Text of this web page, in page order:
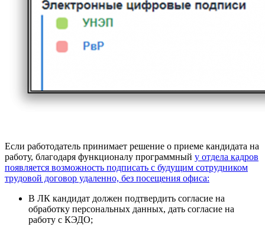
Если работодатель принимает решение о приеме кандидата на
работу, благодаря функционалу программный у отдела кадров
появляется возможность подписать с будущим сотрудником
трудовой договор удаленно, без посещения офиса:
В ЛК кандидат должен подтвердить согласие на
обработку персональных данных, дать согласие на
работу с КЭДО;